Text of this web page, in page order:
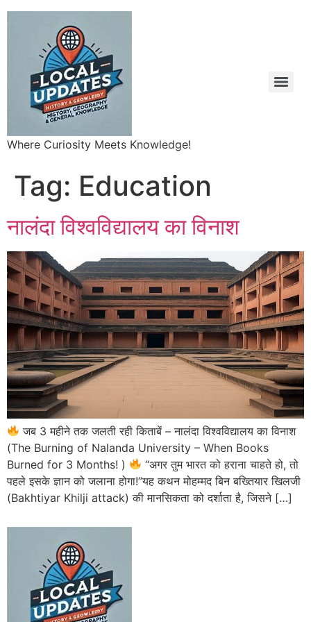
Where Curiosity Meets Knowledge!
Tag: Education
नालंदा विश्वविद्यालय का विनाश
जब 3 महीने तक जलती रही किताबें – नालंदा विश्वविद्यालय का विनाश
(The Burning of Nalanda University – When Books
Burned for 3 Months! )
“अगर तुम भारत को हराना चाहते हो, तो
पहले इसके ज्ञान को जलाना होगा!”यह कथन मोहम्मद बिन बख्तियार खिलजी
(Bakhtiyar Khilji attack) की मानसिकता को दर्शाता है, जिसने […]